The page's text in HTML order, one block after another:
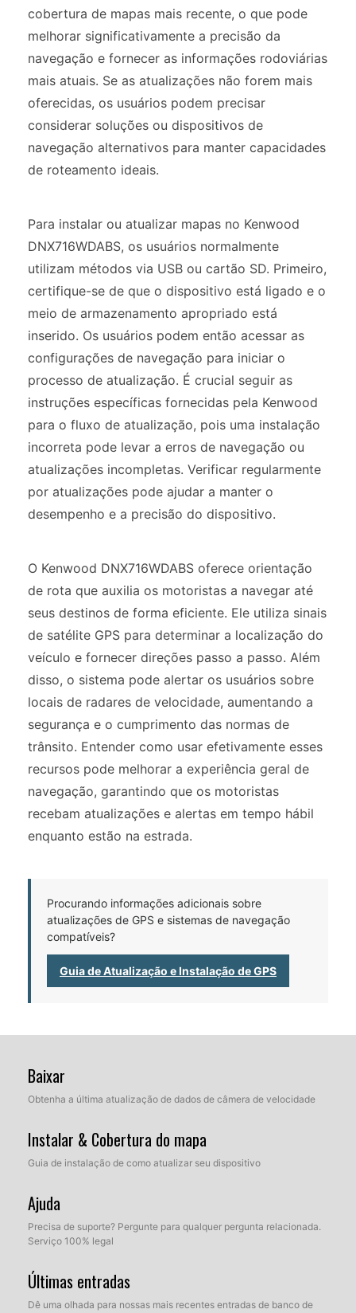
cobertura de mapas mais recente, o que pode
melhorar significativamente a precisão da
navegação e fornecer as informações rodoviárias
mais atuais. Se as atualizações não forem mais
oferecidas, os usuários podem precisar
considerar soluções ou dispositivos de
navegação alternativos para manter capacidades
de roteamento ideais.
Para instalar ou atualizar mapas no Kenwood
DNX716WDABS, os usuários normalmente
utilizam métodos via USB ou cartão SD. Primeiro,
certifique-se de que o dispositivo está ligado e o
meio de armazenamento apropriado está
inserido. Os usuários podem então acessar as
configurações de navegação para iniciar o
processo de atualização. É crucial seguir as
instruções específicas fornecidas pela Kenwood
para o fluxo de atualização, pois uma instalação
incorreta pode levar a erros de navegação ou
atualizações incompletas. Verificar regularmente
por atualizações pode ajudar a manter o
desempenho e a precisão do dispositivo.
O Kenwood DNX716WDABS oferece orientação
de rota que auxilia os motoristas a navegar até
seus destinos de forma eficiente. Ele utiliza sinais
de satélite GPS para determinar a localização do
veículo e fornecer direções passo a passo. Além
disso, o sistema pode alertar os usuários sobre
locais de radares de velocidade, aumentando a
segurança e o cumprimento das normas de
trânsito. Entender como usar efetivamente esses
recursos pode melhorar a experiência geral de
navegação, garantindo que os motoristas
recebam atualizações e alertas em tempo hábil
enquanto estão na estrada.
Procurando informações adicionais sobre
atualizações de GPS e sistemas de navegação
compatíveis?
Guia de Atualização e Instalação de GPS
Baixar
Obtenha a última atualização de dados de câmera de velocidade
Instalar & Cobertura do mapa
Guia de instalação de como atualizar seu dispositivo
Ajuda
Precisa de suporte? Pergunte para qualquer pergunta relacionada.
Serviço 100% legal
Últimas entradas
Dê uma olhada para nossas mais recentes entradas de banco de